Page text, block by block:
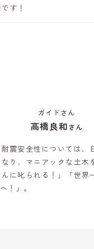
す！
ガイドさん
高橋良和 さん
震安全性については、
り、マニアックな土木
に叱られる！」「世界
！」。